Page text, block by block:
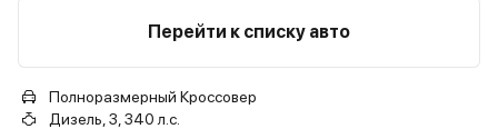
Перейти к списку авто
Полноразмерный Кроссовер
Дизель, 3, 340 л.с.